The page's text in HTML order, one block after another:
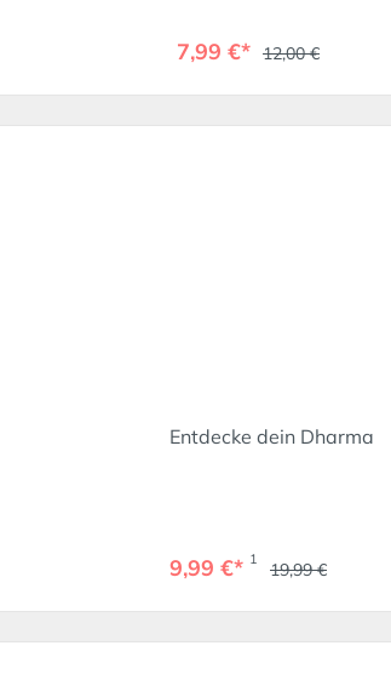
7,99 €* 12,00 €
Entdecke dein Dharma
9,99 €* 1 19,99 €